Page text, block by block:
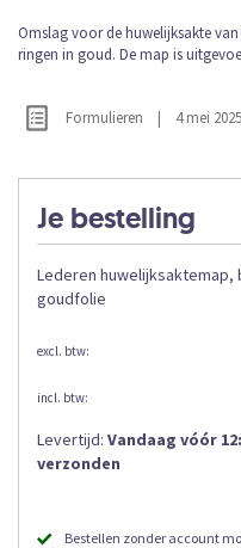
Je bestelling
Lederen huwelijksaktemap,
goudfolie
Levertijd: Vandaag vóór
verzonden
Bestellen zonder account
het
einde
van
afbeeldingen-
Formulieren | 4 mei 2025
Ga
naar
begin
van
afbeeldingen-
Omslag voor de huwelijksakte
ringen in goud. De map is